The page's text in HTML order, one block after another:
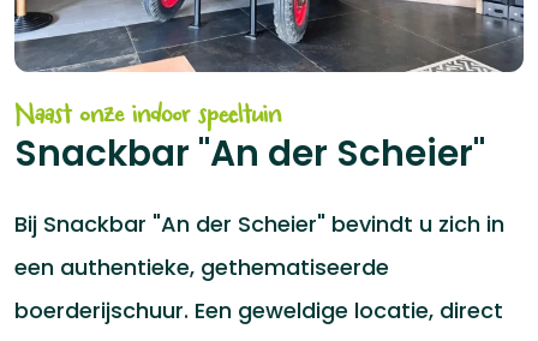
Naast onze indoor speeltuin
Snackbar "An der Scheier"
Bij Snackbar "An der Scheier" bevindt u zich in
een authentieke, gethematiseerde
boerderijschuur. Een geweldige locatie, direct